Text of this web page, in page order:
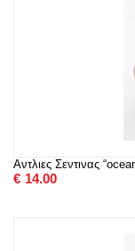
Αντλιες Σεντινας
€ 14.00